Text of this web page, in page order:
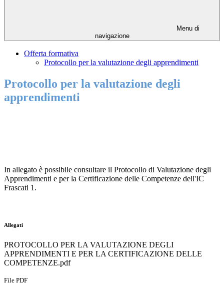
Menu di
navigazione
Offerta formativa
Protocollo per la valutazione degli apprendimenti
Protocollo per la valutazione degli
apprendimenti
In allegato è possibile consultare il Protocollo di Valutazione degli
Apprendimenti e per la Certificazione delle Competenze dell'IC
Frascati 1.
Allegati
PROTOCOLLO PER LA VALUTAZIONE DEGLI
APPRENDIMENTI E PER LA CERTIFICAZIONE DELLE
COMPETENZE.pdf
File PDF